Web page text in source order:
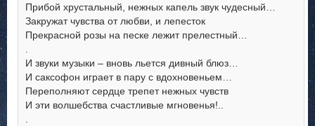
Прибой хрустальный, нежных капель звук чудесный…
Закружат чувства от любви, и лепесток
Прекрасной розы на песке лежит прелестный…
И звуки музыки – вновь льется дивный блюз…
И саксофон играет в пару с вдохновеньем…
Переполняют сердце трепет нежных чувств
И эти волшебства счастливые мгновенья!..